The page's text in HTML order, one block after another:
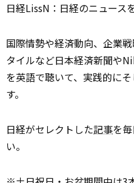
日経LissN：日経のニュース
国際情勢や経済動向、企業
タイルなど日本経済新聞や
を英語で聴いて、実践的に
す。
日経がセレクトした記事を
い。